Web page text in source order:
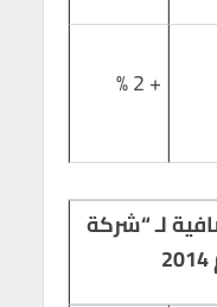
+ 2 %
لـ “شركة